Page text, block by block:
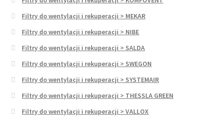
Filtry do wentylacji i rekuperacji > MEKAR
Filtry do wentylacji i rekuperacji > NIBE
Filtry do wentylacji i rekuperacji > SALDA
Filtry do wentylacji i rekuperacji > SWEGON
Filtry do wentylacji i rekuperacji > SYSTEMAIR
Filtry do wentylacji i rekuperacji > THESSLA GREEN
Filtry do wentylacji i rekuperacji > VALLOX